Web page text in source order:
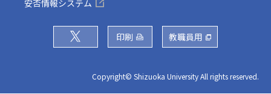
安否情報システム
印刷 教職員用
Copyright© Shizuoka University All rights reserved.